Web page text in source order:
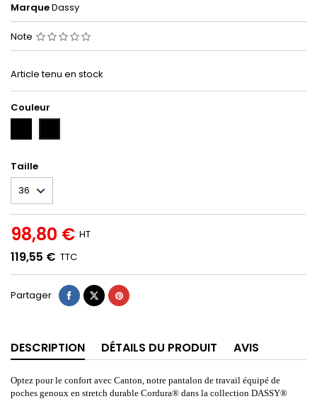
MarqueDassy
Note
Article tenu en stock
Couleur
NOIR/JAUNE
FLUO NUIT/FLUO
Taille
98,80 € HT
119,55 € TTC
Partager
DESCRIPTION DÉTAILS DU PRODUIT AVIS
Optez pour le confort avec Canton, notre pantalon de travail équipé de
poches genoux en stretch durable Cordura® dans la collection DASSY®